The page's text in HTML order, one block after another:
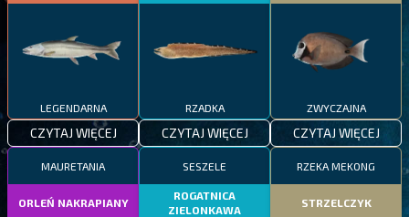
LEGENDARNA
CZYTAJ WIĘCEJ
RZADKA
CZYTAJ WIĘCEJ
ZWYCZAJNA
CZYTAJ WIĘCEJ
MAURETANIA
ORLEŃ NAKRAPIANY
SESZELE
ROGATNICA
ZIELONKAWA
RZEKA MEKONG
STRZELCZYK